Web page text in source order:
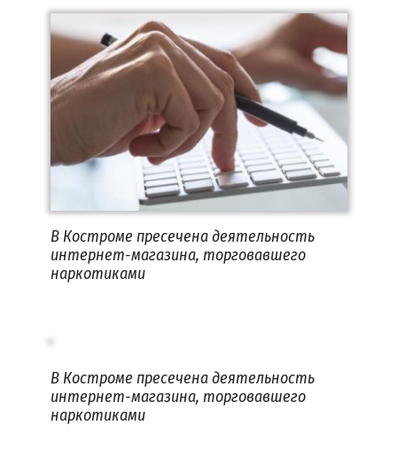
В Костроме пресечена деятельность
интернет-магазина, торговавшего
наркотиками
В Костроме пресечена деятельность
интернет-магазина, торговавшего
наркотиками